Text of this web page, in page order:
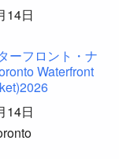
14日
ーフロント・ナ
Waterfront
14日